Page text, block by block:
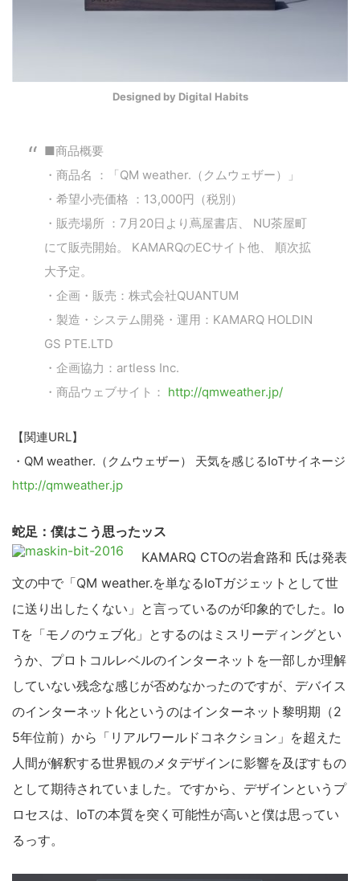
Designed by Digital Habits
■商品概要
・商品名 ：「QM weather.（クムウェザー）」
・希望小売価格 ：13,000円（税別）
・販売場所 ：7月20日より蔦屋書店、 NU茶屋町
にて販売開始。 KAMARQのECサイト他、 順次拡
大予定。
・企画・販売：株式会社QUANTUM
・製造・システム開発・運用：KAMARQ HOLDIN
GS PTE.LTD
・企画協力：artless Inc.
・商品ウェブサイト： http://qmweather.jp/
【関連URL】
・QM weather.（クムウェザー） 天気を感じるIoTサイネージ
http://qmweather.jp
蛇足：僕はこう思ったッス
KAMARQ CTOの岩倉路和 氏は発表
文の中で「QM weather.を単なるIoTガジェットとして世
に送り出したくない」と言っているのが印象的でした。Io
Tを「モノのウェブ化」とするのはミスリーディングとい
うか、プロトコルレベルのインターネットを一部しか理解
していない残念な感じが否めなかったのですが、デバイス
のインターネット化というのはインターネット黎明期（2
5年位前）から「リアルワールドコネクション」を超えた
人間が解釈する世界観のメタデザインに影響を及ぼすもの
として期待されていました。ですから、デザインというプ
ロセスは、IoTの本質を突く可能性が高いと僕は思ってい
るっす。
こ